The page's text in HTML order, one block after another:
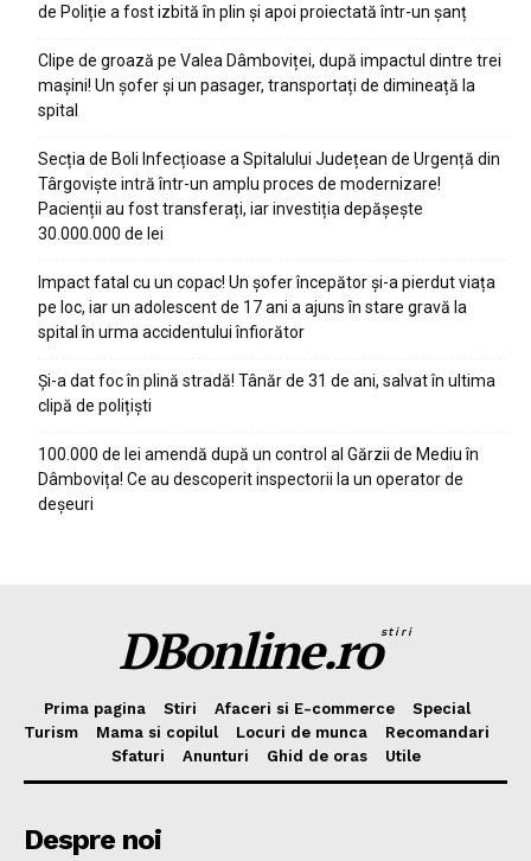
de Poliție a fost izbită în plin și apoi proiectată într-un șanț
Clipe de groază pe Valea Dâmboviței, după impactul dintre trei
mașini! Un șofer și un pasager, transportați de dimineață la
spital
Secția de Boli Infecțioase a Spitalului Județean de Urgență din
Târgoviște intră într-un amplu proces de modernizare!
Pacienții au fost transferați, iar investiția depășește
30.000.000 de lei
Impact fatal cu un copac! Un șofer începător și-a pierdut viața
pe loc, iar un adolescent de 17 ani a ajuns în stare gravă la
spital în urma accidentului înfiorător
Și-a dat foc în plină stradă! Tânăr de 31 de ani, salvat în ultima
clipă de polițiști
100.000 de lei amendă după un control al Gărzii de Mediu în
Dâmbovița! Ce au descoperit inspectorii la un operator de
deșeuri
DBonline.rostiri
Prima pagina Stiri Afaceri si E-commerce
Special
Turism
Mama si copilul Locuri de munca
Recomandari
Sfaturi
Anunturi Ghid de oras Utile
Despre noi